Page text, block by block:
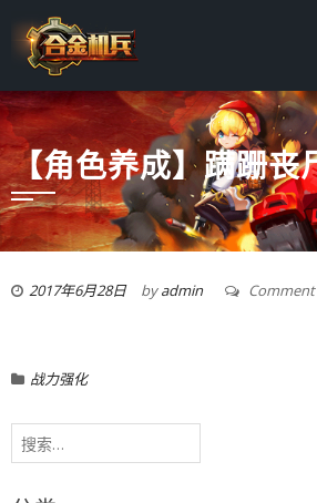
【角色养成】蹒跚丧
2017年6月28日 byadmin Comment
战力强化
搜
索：